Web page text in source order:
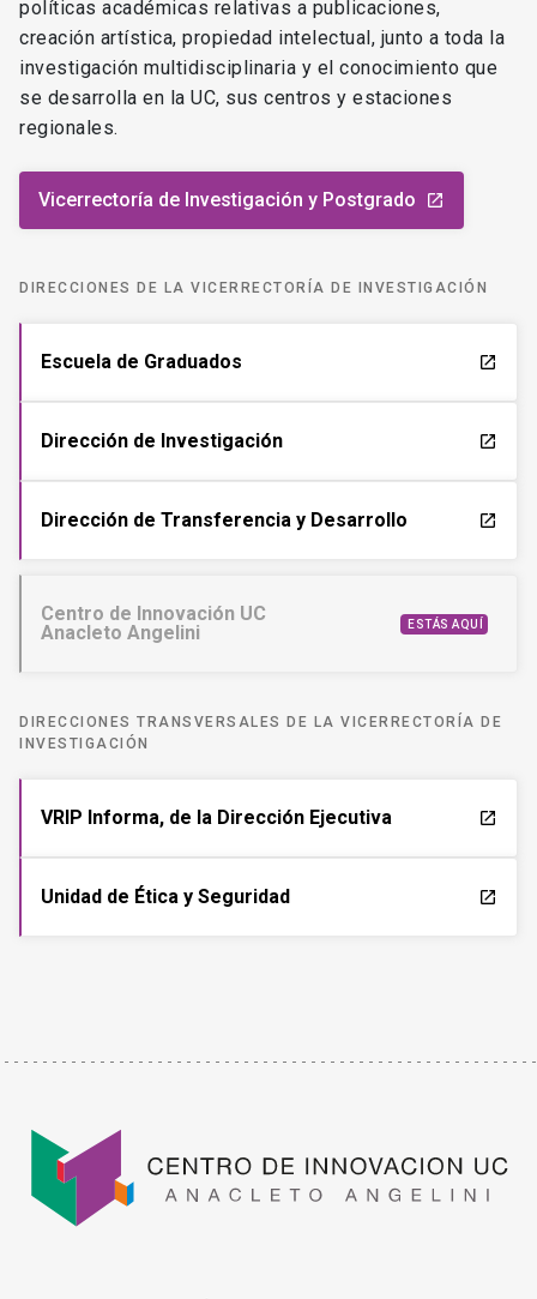
políticas académicas relativas a publicaciones,
creación artística, propiedad intelectual, junto a toda la
investigación multidisciplinaria y el conocimiento que
se desarrolla en la UC, sus centros y estaciones
regionales.
Vicerrectoría de Investigación y Postgrado launch
DIRECCIONES DE LA VICERRECTORÍA DE INVESTIGACIÓN
Escuela de Graduados launch
Dirección de Investigación launch
Dirección de Transferencia y Desarrollo launch
Centro de Innovación UC
Anacleto Angelini
ESTÁS AQUÍ
DIRECCIONES TRANSVERSALES DE LA VICERRECTORÍA DE
INVESTIGACIÓN
VRIP Informa, de la Dirección Ejecutiva launch
Unidad de Ética y Seguridad launch